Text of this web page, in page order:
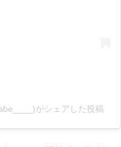
がシェアした投稿